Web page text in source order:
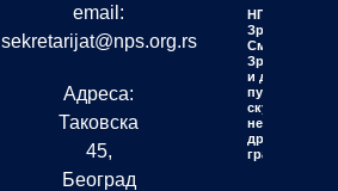
email:
sekretarijat@nps.org.rs
Адреса:
Таковска
45,
Београд
НПС
Зрењанин:
Смеће у
Зрењанину
и до шест
пута
скупље
него у
другим
градовима